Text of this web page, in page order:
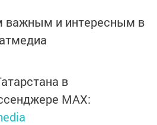
важным и интересным в
в
MАХ: